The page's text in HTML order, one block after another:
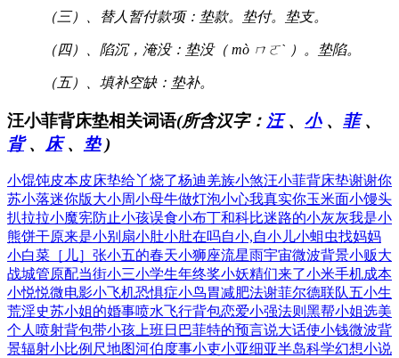
（三）、替人暂付款项：垫款。垫付。垫支。
（四）、陷沉，淹没：垫没（ mò ㄇㄛˋ ）。垫陷。
（五）、填补空缺：垫补。
汪小菲背床垫相关词语(所含汉字： 汪、 小、 菲、
背、 床、 垫)
小馄饨皮本皮床垫给丫烧了杨迪羌族小煞汪小菲背床垫谢谢你
苏小落迷你版大小周小母牛做灯泡小心我真实你玉米面小馒头
扒拉拉小魔宪防止小孩误食小布丁和科比迷路的小灰灰我是小
熊饼干原来是小别扇小肚小肚在吗自小,自小儿小蛆虫找妈妈
小白菜［儿］ 张小五的春天小狮座流星雨宇宙微波背景小贩大
战城管原配当街小三小学生年终奖小妖精们来了小米手机成本
小悦悦微电影小飞机恐惧症小鸟胃减肥法谢菲尔德联队五小生
荒淫史苏小姐的婚事喷水飞行背包恋爱小强法则 黑帮小姐选美
个人喷射背包带小孩上班日 巴菲特的预言说大话使小钱微波背
景辐射小比例尺地图河伯度事小吏小亚细亚半岛科学幻想小说